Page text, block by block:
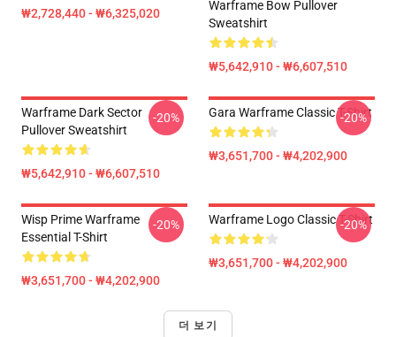
₩2,728,440 - ₩6,325,020
Warframe Bow Pullover
Sweatshirt
₩5,642,910 - ₩6,607,510
Warframe Dark Sector
Pullover Sweatshirt
₩5,642,910 - ₩6,607,510
-20% Gara Warframe Classic T-Shirt
₩3,651,700 - ₩4,202,900
-20%
Wisp Prime Warframe
Essential T-Shirt
₩3,651,700 - ₩4,202,900
-20% Warframe Logo Classic T-Shirt
₩3,651,700 - ₩4,202,900
-20%
더 보기